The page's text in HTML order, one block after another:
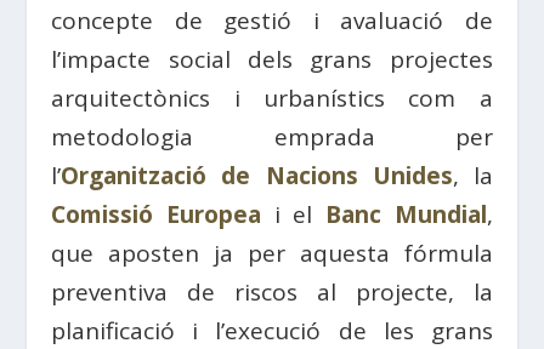
concepte de gestió i avaluació de
l’impacte social dels grans projectes
arquitectònics i urbanístics com a
metodologia emprada per
l’Organització de Nacions Unides, la
Comissió Europea i el Banc Mundial,
que aposten ja per aquesta fórmula
preventiva de riscos al projecte, la
planificació i l’execució de les grans